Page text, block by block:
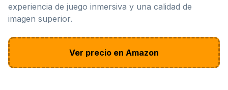
experiencia de juego inmersiva y una calidad de
imagen superior.
Ver precio en Amazon